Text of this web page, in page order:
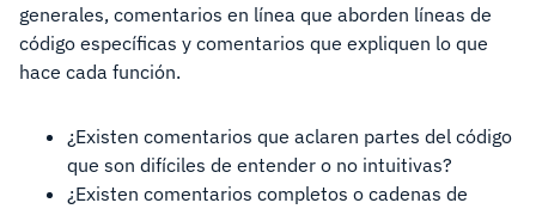
generales, comentarios en línea que aborden líneas de
código específicas y comentarios que expliquen lo que
hace cada función.
¿Existen comentarios que aclaren partes del código
que son difíciles de entender o no intuitivas?
¿Existen comentarios completos o cadenas de